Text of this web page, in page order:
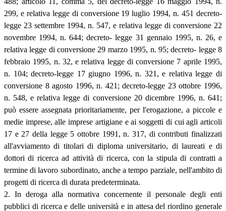
299, e relativa legge di conversione 19 luglio 1994, n. 451 decreto-
legge 23 settembre 1994, n. 547, e relativa legge di conversione 22
novembre 1994, n. 644; decreto- legge 31 gennaio 1995, n. 26, e
relativa legge di conversione 29 marzo 1995, n. 95; decreto- legge 8
febbraio 1995, n. 32, e relativa legge di conversione 7 aprile 1995,
n. 104; decreto-legge 17 giugno 1996, n. 321, e relativa legge di
conversione 8 agosto 1996, n. 421; decreto-legge 23 ottobre 1996,
n. 548, e relativa legge di conversione 20 dicembre 1996, n. 641;
può essere assegnata prioritariamente, per l'erogazione, a piccole e
medie imprese, alle imprese artigiane e ai soggetti di cui agli articoli
17 e 27 della legge 5 ottobre 1991, n. 317, di contributi finalizzati
all'avviamento di titolari di diploma universitario, di laureati e di
dottori di ricerca ad attività di ricerca, con la stipula di contratti a
termine di lavoro subordinato, anche a tempo parziale, nell'ambito di
progetti di ricerca di durata predeterminata.
2. In deroga alla normativa concernente il personale degli enti
pubblici di ricerca e delle università e in attesa del riordino generale